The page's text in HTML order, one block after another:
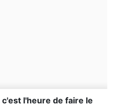
l'heure de faire le